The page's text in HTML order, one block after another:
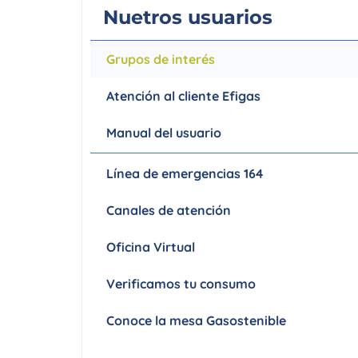
Nuetros usuarios
Grupos de interés
Atención al cliente Efigas
Manual del usuario
Línea de emergencias 164
Canales de atención
Oficina Virtual
Verificamos tu consumo
Conoce la mesa Gasostenible